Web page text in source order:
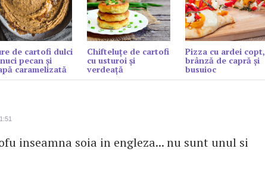
de cartofi dulci
pecan și
caramelizată
Chifteluțe de cartofi
cu usturoi și
verdeață
Pizza cu ardei copt,
brânză de capră şi
busuioc
inseamna soia in engleza... nu sunt unul si